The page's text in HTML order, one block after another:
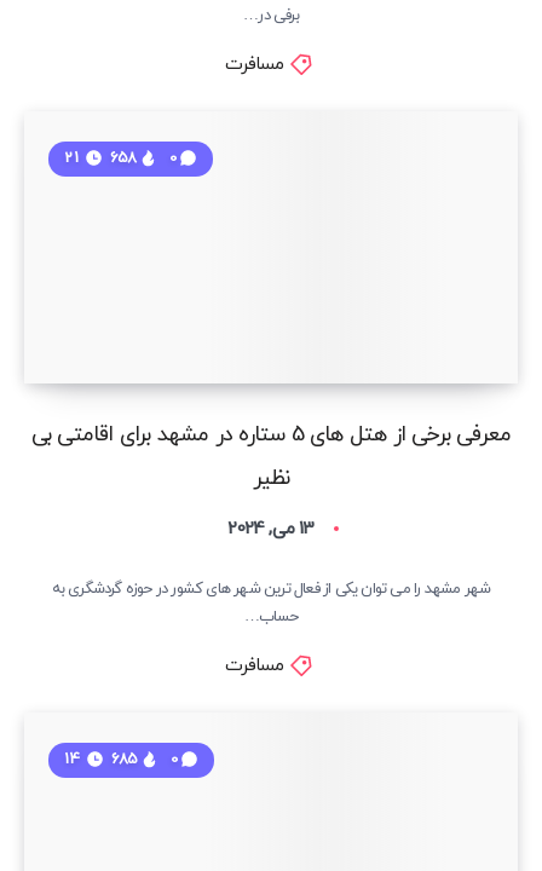
برفی در…
مسافرت
معرفی برخی از هتل های 5 ستاره در مشهد برای اقامتی بی
نظیر
0
658
13 می, 2024
شهر مشهد را می توان یکی از فعال ترین شهر های کشور در حوزه گردشگری به
حساب…
مسافرت
0
685